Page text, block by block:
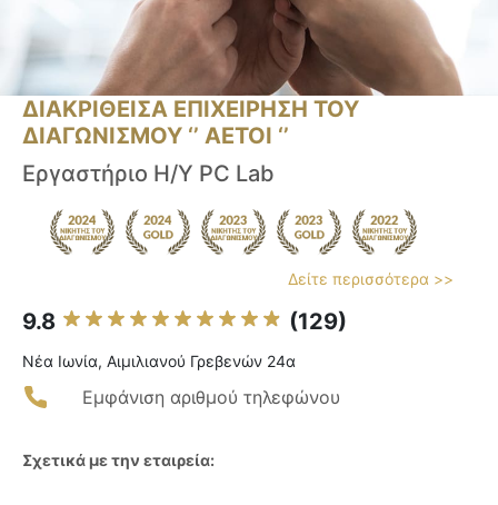
ΔΙΑΚΡΙΘΕΙΣΑ ΕΠΙΧΕΙΡΗΣΗ ΤΟΥ
ΔΙΑΓΩΝΙΣΜΟΥ ‘’ ΑΕΤΟΙ ‘’
Εργαστήριο Η/Υ PC Lab
Δείτε περισσότερα >>
9.8 (129)
Νέα Ιωνία, Αιμιλιανού Γρεβενών 24α
Εμφάνιση αριθμού τηλεφώνου
Σχετικά με την εταιρεία: